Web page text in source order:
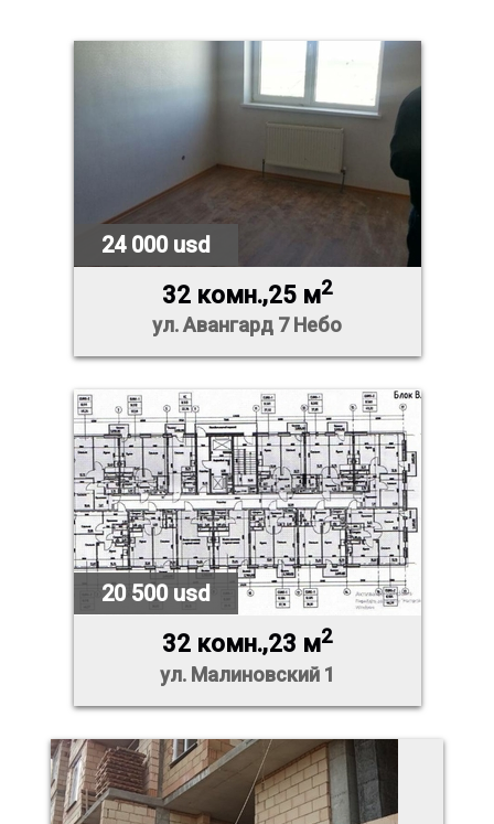
24 000 usd
32 комн.,25 м2
ул. Авангард 7 Небо
20 500 usd
32 комн.,23 м2
ул. Малиновский 1